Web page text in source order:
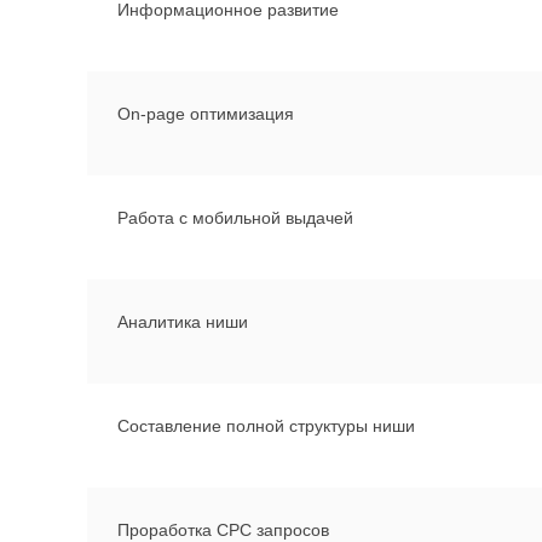
Информационное развитие
On-page оптимизация
Работа с мобильной выдачей
Аналитика ниши
Составление полной структуры ниши
Проработка CPC запросов